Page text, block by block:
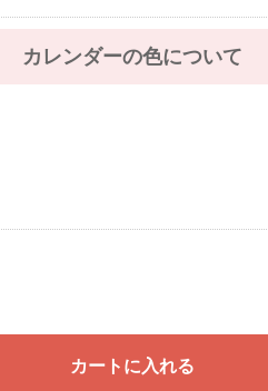
カレンダーの色について
カートに入れる